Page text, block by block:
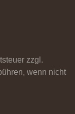
zzgl.
wenn nicht